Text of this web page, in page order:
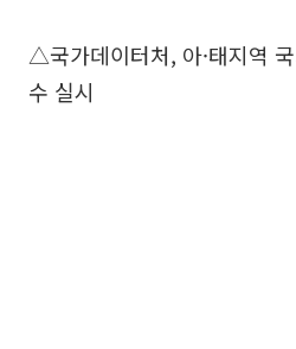
△국가데이터처, 아·태지역
수 실시